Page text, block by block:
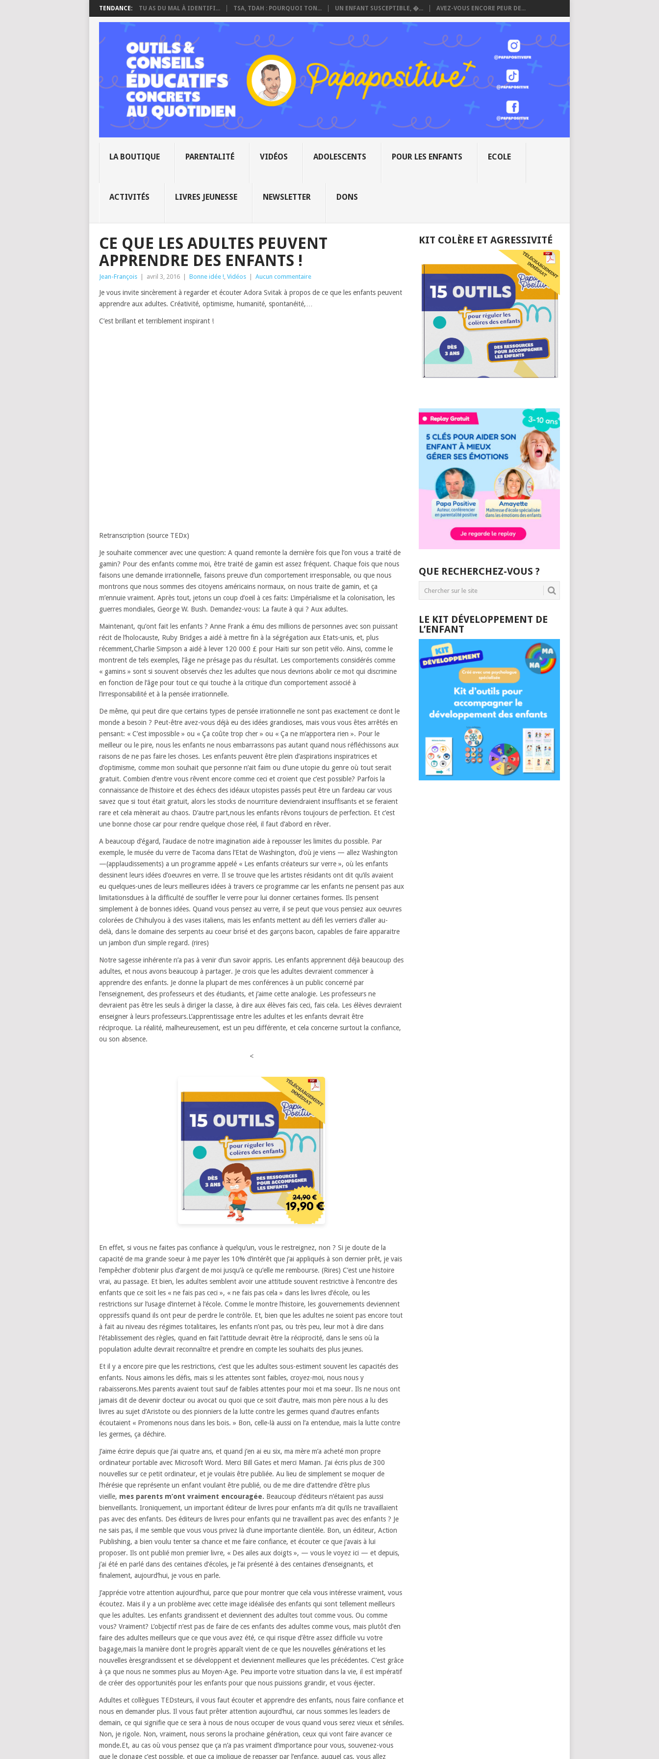
TENDANCE: TU AS DU MAL À IDENTIFI... TSA, TDAH : POURQUOI TON... UN ENFANT SUSCEPTIBLE, �... AVEZ-VOUS ENCORE PEUR DE...
LA BOUTIQUE PARENTALITÉ VIDÉOS ADOLESCENTS POUR LES ENFANTS ECOLE
ACTIVITÉS LIVRES JEUNESSE NEWSLETTER DONS
CE QUE LES ADULTES PEUVENT
APPRENDRE DES ENFANTS !
Jean-François avril 3, 2016 Bonne idée ! Vidéos Aucun commentaire
Je vous invite sincèrement à regarder et écouter Adora Svitak à propos de ce que les enfants peuvent
apprendre aux adultes. Créativité, optimisme, humanité, spontanéité,…
C’est brillant et terriblement inspirant !
Retranscription (source TEDx)
Je souhaite commencer avec une question: A quand remonte la dernière fois que l’on vous a traité de
gamin? Pour des enfants comme moi, être traité de gamin est assez fréquent. Chaque fois que nous
faisons une demande irrationnelle, faisons preuve d’un comportement irresponsable, ou que nous
montrons que nous sommes des citoyens américains normaux, on nous traite de gamin, et ça
m’ennuie vraiment. Après tout, jetons un coup d’oeil à ces faits: L’impérialisme et la colonisation, les
guerres mondiales, George W. Bush. Demandez-vous: La faute à qui ? Aux adultes.
Maintenant, qu’ont fait les enfants ? Anne Frank a ému des millions de personnes avec son puissant
récit de l’holocauste, Ruby Bridges a aidé à mettre fin à la ségrégation aux Etats-unis, et, plus
récemment,Charlie Simpson a aidé à lever 120 000 £ pour Haiti sur son petit vélo. Ainsi, comme le
montrent de tels exemples, l’âge ne présage pas du résultat. Les comportements considérés comme
« gamins » sont si souvent observés chez les adultes que nous devrions abolir ce mot qui discrimine
en fonction de l’âge pour tout ce qui touche à la critique d’un comportement associé à
l’irresponsabilité et à la pensée irrationnelle.
De même, qui peut dire que certains types de pensée irrationnelle ne sont pas exactement ce dont le
monde a besoin ? Peut-être avez-vous déjà eu des idées grandioses, mais vous vous êtes arrêtés en
pensant: « C’est impossible » ou « Ça coûte trop cher » ou « Ça ne m’apportera rien ». Pour le
meilleur ou le pire, nous les enfants ne nous embarrassons pas autant quand nous réfléchissons aux
raisons de ne pas faire les choses. Les enfants peuvent être plein d’aspirations inspiratrices et
d’optimisme, comme mon souhait que personne n’ait faim ou d’une utopie du genre où tout serait
gratuit. Combien d’entre vous rêvent encore comme ceci et croient que c’est possible? Parfois la
connaissance de l’histoire et des échecs des idéaux utopistes passés peut être un fardeau car vous
savez que si tout était gratuit, alors les stocks de nourriture deviendraient insuffisants et se feraient
rare et cela mènerait au chaos. D’autre part,nous les enfants rêvons toujours de perfection. Et c’est
une bonne chose car pour rendre quelque chose réel, il faut d’abord en rêver.
A beaucoup d’égard, l’audace de notre imagination aide à repousser les limites du possible. Par
exemple, le musée du verre de Tacoma dans l’Etat de Washington, d’où je viens — allez Washington
—(applaudissements) a un programme appelé « Les enfants créateurs sur verre », où les enfants
dessinent leurs idées d’oeuvres en verre. Il se trouve que les artistes résidants ont dit qu’ils avaient
eu quelques-unes de leurs meilleures idées à travers ce programme car les enfants ne pensent pas aux
limitationsdues à la difficulté de souffler le verre pour lui donner certaines formes. Ils pensent
simplement à de bonnes idées. Quand vous pensez au verre, il se peut que vous pensiez aux oeuvres
colorées de Chihulyou à des vases italiens, mais les enfants mettent au défi les verriers d’aller au-
delà, dans le domaine des serpents au coeur brisé et des garçons bacon, capables de faire apparaitre
un jambon d’un simple regard. (rires)
Notre sagesse inhérente n’a pas à venir d’un savoir appris. Les enfants apprennent déjà beaucoup des
adultes, et nous avons beaucoup à partager. Je crois que les adultes devraient commencer à
apprendre des enfants. Je donne la plupart de mes conférences à un public concerné par
l’enseignement, des professeurs et des étudiants, et j’aime cette analogie. Les professeurs ne
devraient pas être les seuls à diriger la classe, à dire aux élèves fais ceci, fais cela. Les élèves devraient
enseigner à leurs professeurs.L’apprentissage entre les adultes et les enfants devrait être
réciproque. La réalité, malheureusement, est un peu différente, et cela concerne surtout la confiance,
ou son absence.
<
En effet, si vous ne faites pas confiance à quelqu’un, vous le restreignez, non ? Si je doute de la
capacité de ma grande soeur à me payer les 10% d’intérêt que j’ai appliqués à son dernier prêt, je vais
l’empêcher d’obtenir plus d’argent de moi jusqu’à ce qu’elle me rembourse. (Rires) C’est une histoire
vrai, au passage. Et bien, les adultes semblent avoir une attitude souvent restrictive à l’encontre des
enfants que ce soit les « ne fais pas ceci », « ne fais pas cela » dans les livres d’école, ou les
restrictions sur l’usage d’internet à l’école. Comme le montre l’histoire, les gouvernements deviennent
oppressifs quand ils ont peur de perdre le contrôle. Et, bien que les adultes ne soient pas encore tout
à fait au niveau des régimes totalitaires, les enfants n’ont pas, ou très peu, leur mot à dire dans
l’établissement des règles, quand en fait l’attitude devrait être la réciprocité, dans le sens où la
population adulte devrait reconnaître et prendre en compte les souhaits des plus jeunes.
Et il y a encore pire que les restrictions, c’est que les adultes sous-estiment souvent les capacités des
enfants. Nous aimons les défis, mais si les attentes sont faibles, croyez-moi, nous nous y
rabaisserons.Mes parents avaient tout sauf de faibles attentes pour moi et ma soeur. Ils ne nous ont
jamais dit de devenir docteur ou avocat ou quoi que ce soit d’autre, mais mon père nous a lu des
livres au sujet d’Aristote ou des pionniers de la lutte contre les germes quand d’autres enfants
écoutaient « Promenons nous dans les bois. » Bon, celle-là aussi on l’a entendue, mais la lutte contre
les germes, ça déchire.
J’aime écrire depuis que j’ai quatre ans, et quand j’en ai eu six, ma mère m’a acheté mon propre
ordinateur portable avec Microsoft Word. Merci Bill Gates et merci Maman. J’ai écris plus de 300
nouvelles sur ce petit ordinateur, et je voulais être publiée. Au lieu de simplement se moquer de
l’hérésie que représente un enfant voulant être publié, ou de me dire d’attendre d’être plus
vieille, mes parents m’ont vraiment encouragée. Beaucoup d’éditeurs n’étaient pas aussi
bienveillants. Ironiquement, un important éditeur de livres pour enfants m’a dit qu’ils ne travaillaient
pas avec des enfants. Des éditeurs de livres pour enfants qui ne travaillent pas avec des enfants ? Je
ne sais pas, il me semble que vous vous privez là d’une importante clientèle. Bon, un éditeur, Action
Publishing, a bien voulu tenter sa chance et me faire confiance, et écouter ce que j’avais à lui
proposer. Ils ont publié mon premier livre, « Des ailes aux doigts », — vous le voyez ici — et depuis,
j’ai été en parlé dans des centaines d’écoles, je l’ai présenté à des centaines d’enseignants, et
finalement, aujourd’hui, je vous en parle.
J’apprécie votre attention aujourd’hui, parce que pour montrer que cela vous intéresse vraiment, vous
écoutez. Mais il y a un problème avec cette image idéalisée des enfants qui sont tellement meilleurs
que les adultes. Les enfants grandissent et deviennent des adultes tout comme vous. Ou comme
vous? Vraiment? L’objectif n’est pas de faire de ces enfants des adultes comme vous, mais plutôt d’en
faire des adultes meilleurs que ce que vous avez été, ce qui risque d’être assez difficile vu votre
bagage,mais la manière dont le progrès apparaît vient de ce que les nouvelles générations et les
nouvelles èresgrandissent et se développent et deviennent meilleures que les précédentes. C’est grâce
à ça que nous ne sommes plus au Moyen-Age. Peu importe votre situation dans la vie, il est impératif
de créer des opportunités pour les enfants pour que nous puissions grandir, et vous éjecter.
Adultes et collègues TEDsteurs, il vous faut écouter et apprendre des enfants, nous faire confiance et
nous en demander plus. Il vous faut prêter attention aujourd’hui, car nous sommes les leaders de
demain, ce qui signifie que ce sera à nous de nous occuper de vous quand vous serez vieux et séniles.
Non, je rigole. Non, vraiment, nous serons la prochaine génération, ceux qui vont faire avancer ce
monde.Et, au cas où vous pensez que ça n’a pas vraiment d’importance pour vous, souvenez-vous
que le clonage c’est possible, et que ça implique de repasser par l’enfance, auquel cas, vous allez
KIT COLÈRE ET AGRESSIVITÉ
QUE RECHERCHEZ-VOUS ?
LE KIT DÉVELOPPEMENT DE
L’ENFANT